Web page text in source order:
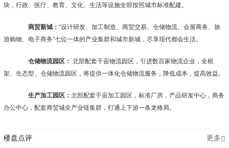
块，行政、医疗、教育、文化、生活等设施全部按照城市标准配建。
商贸新城：“设计研发、加工制造、商贸交易、仓储物流、会展商务、旅
游购物、电子商务”七位一体的产业集群和城市新城，尽享现代都会生活。
仓储物流园区： 北部配套千亩物流园区，引进数百家物流企业，全框
架、生态型、仓储物流园区，将提供一体化仓储物流服务，降低成本，提高效益。
生产加工园区：北部配套千亩加工园区，标准厂房，产品研发中心，商务
办公中心，配套商贸城全产业链集群，打通上下游一条龙格局。
楼盘点评 更多